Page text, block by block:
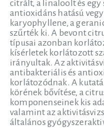
citrált, a linaloolt és
antioxidáns hatású
karyophyllene, a
szűrték ki. A bevont
típusai azonban
kísérletek korlátozott
irányultak. Az
antibakteriális és
korlátozódnak. A
körének bővítése, a
komponenseinek kis
valamint az
általános